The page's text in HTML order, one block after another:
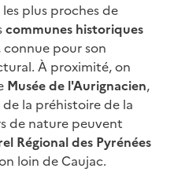
plus proches de
communes historiques
connue pour son
À proximité, on
Musée de l'Aurignacien,
la préhistoire de la
de nature peuvent
Régional des Pyrénées
loin de Caujac.